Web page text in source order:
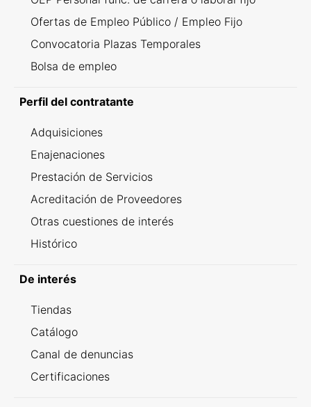
Ofertas de Empleo Público / Empleo Fijo
Convocatoria Plazas Temporales
Bolsa de empleo
Perfil del contratante
Adquisiciones
Enajenaciones
Prestación de Servicios
Acreditación de Proveedores
Otras cuestiones de interés
Histórico
De interés
Tiendas
Catálogo
Canal de denuncias
Certificaciones